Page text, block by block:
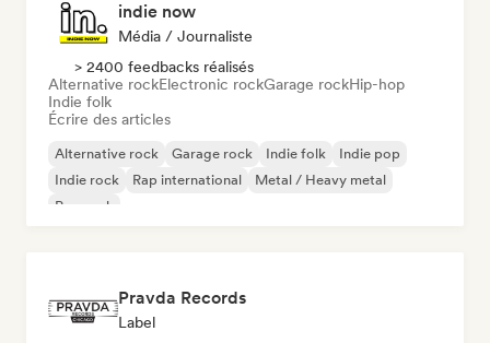
indie now
Média / Journaliste
> 2400 feedbacks réalisés
Alternative rockElectronic rockGarage rockHip-hop
Indie folk
Écrire des articles
Alternative rock Garage rock Indie folk
Indie pop
Indie rock
Rap international
Metal / Heavy metal
Pop rock
Pravda Records
Label